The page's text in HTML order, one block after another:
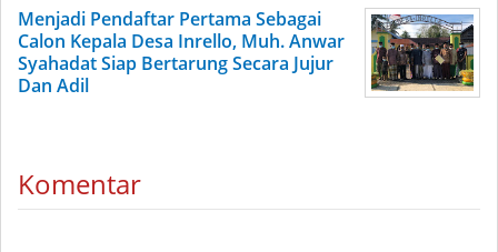
Menjadi Pendaftar Pertama Sebagai
Calon Kepala Desa Inrello, Muh. Anwar
Syahadat Siap Bertarung Secara Jujur
Dan Adil
Komentar